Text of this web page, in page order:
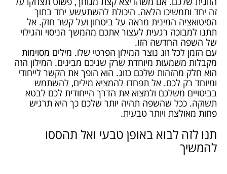
זה יחד ותמשיכו הלאה. היכולת להשתעשע יחד בתוך
הסיטואציה המינית מראה על ביטחון ועל קשר חזק. אל
תתנו למבוכה רגעית לעצור אתכם מהמשך הניסוי והגילוי
של השפה החדשה הזו.
עם הזמן לכל זוג נוצר המילון הפרטי שלו. מילים מסוימות
מקבלות משמעות מיוחדת שרק שניכם מבינים. המילון הזה
הוא חלק מהזהות שלכם כזוג. הוא הופך את הקשר לייחודי
ומיוחד רק לכם. אל תפחדו להמציא מילים, להשתמש
בביטויים משלכם ולמצוא את הדרך הייחודית לכם לבטא
תשוקה. ככל שהשפה תהיה יותר שלכם כך היא תרגיש
פחות מאולצת ויותר טבעית.
תנו לזה לבוא באופן טבעי ואל תהססו
להמשיך